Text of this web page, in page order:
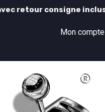
retour consigne
Mon